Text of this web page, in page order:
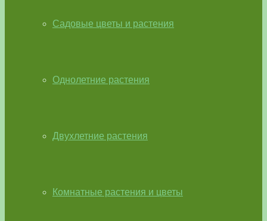
Садовые цветы и растения
Однолетние растения
Двухлетние растения
Комнатные растения и цветы